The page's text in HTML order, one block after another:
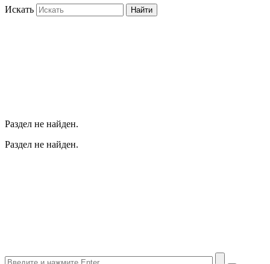
Искать Найти
Раздел не найден.
Раздел не найден.